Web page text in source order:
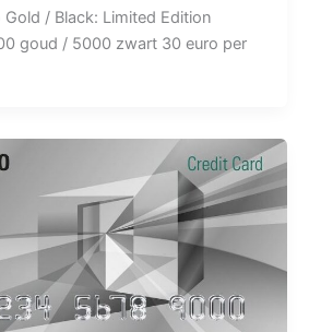
/ Black: Limited Edition
goud / 5000 zwart 30 euro per